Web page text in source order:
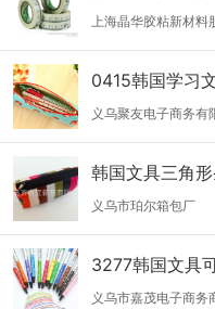
饰胶带 彩印
上海晶华胶粘新材料
0415韩国学习
用品杂物收纳袋
义乌聚友电子商务有
韩国文具三角
义乌市珀尔箱包厂
3277韩国文具
习文具
义乌市嘉茂电子商务